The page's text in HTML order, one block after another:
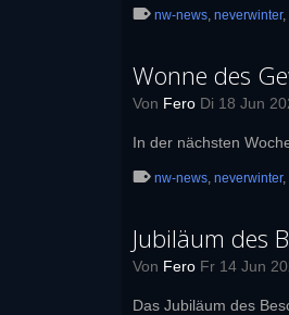
nw-news, neverwinter,
Wonne des
Von Fero Di 18 Jun
In der nächsten
nw-news, neverwinter,
Jubiläum des
Von Fero Fr 14 Jun
Das Jubiläum des